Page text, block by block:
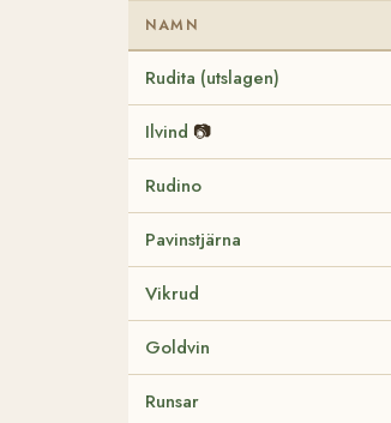
NAMN
Rudita (utslagen)
Ilvind 📷
Rudino
Pavinstjärna
Vikrud
Goldvin
Runsar